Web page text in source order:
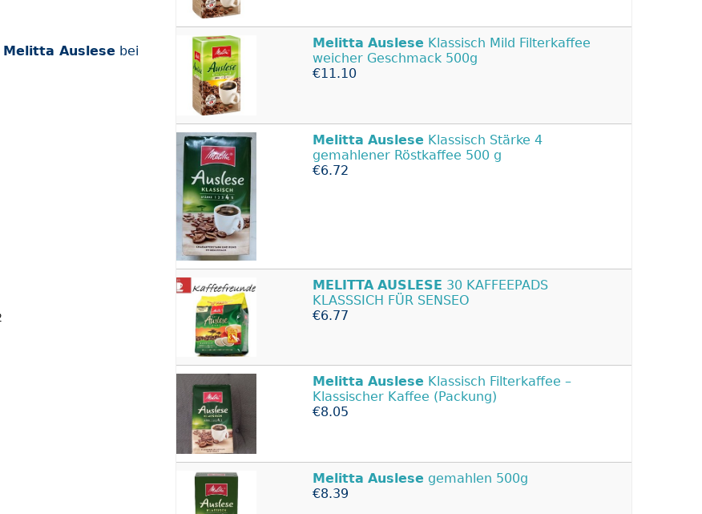
Melitta Auslese bei
Melitta Auslese Klassisch Mild Filterkaffee
weicher Geschmack 500g
€11.10
Melitta Auslese Klassisch Stärke 4
gemahlener Röstkaffee 500 g
€6.72
MELITTA AUSLESE 30 KAFFEEPADS
KLASSSICH FÜR SENSEO
€6.77
Melitta Auslese Klassisch Filterkaffee –
Klassischer Kaffee (Packung)
€8.05
Melitta Auslese gemahlen 500g
€8.39